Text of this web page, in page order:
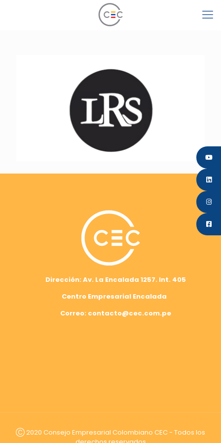
Dirección: Av. La Encalada 1257. Int. 405
Centro Empresarial Encalada
Correo: contacto@cec.com.pe
Ⓒ 2020 Consejo Empresarial Colombiano CEC - Todos los